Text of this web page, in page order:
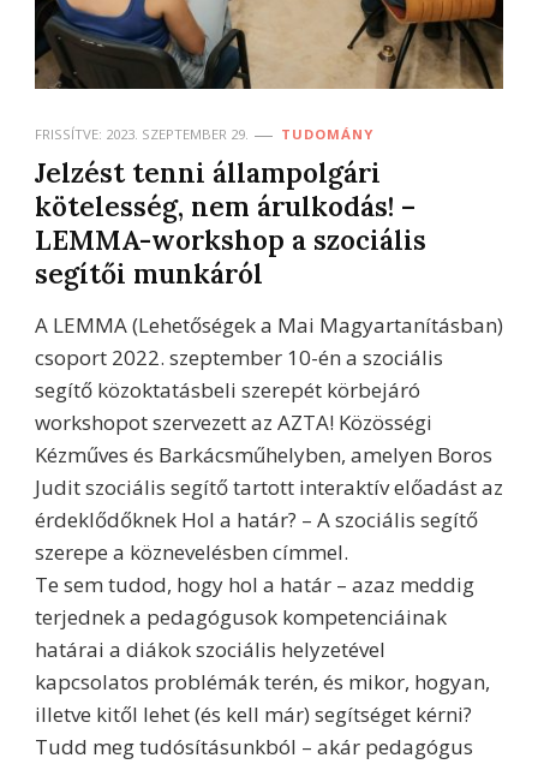
FRISSÍTVE: 2023. SZEPTEMBER 29. TUDOMÁNY
Jelzést tenni állampolgári
kötelesség, nem árulkodás! –
LEMMA-workshop a szociális
segítői munkáról
A LEMMA (Lehetőségek a Mai Magyartanításban)
csoport 2022. szeptember 10-én a szociális
segítő közoktatásbeli szerepét körbejáró
workshopot szervezett az AZTA! Közösségi
Kézműves és Barkácsműhelyben, amelyen Boros
Judit szociális segítő tartott interaktív előadást az
érdeklődőknek Hol a határ? – A szociális segítő
szerepe a köznevelésben címmel.
Te sem tudod, hogy hol a határ – azaz meddig
terjednek a pedagógusok kompetenciáinak
határai a diákok szociális helyzetével
kapcsolatos problémák terén, és mikor, hogyan,
illetve kitől lehet (és kell már) segítséget kérni?
Tudd meg tudósításunkból – akár pedagógus